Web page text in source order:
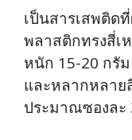
เป็นสารเสพติด
พลาสติกทรงสี่เ
หนัก 15-20 กรั
และหลากหลาย
ประมาณซองละ